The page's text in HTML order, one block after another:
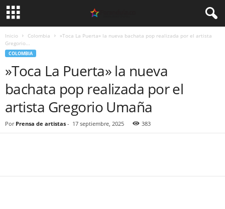
Inicio Colombia
»Toca La Puerta» la nueva bachata pop realizada por el artista
Gregorio...
COLOMBIA
»Toca La Puerta» la nueva
bachata pop realizada por el
artista Gregorio Umaña
Por Prensa de artistas - 17 septiembre, 2025 383